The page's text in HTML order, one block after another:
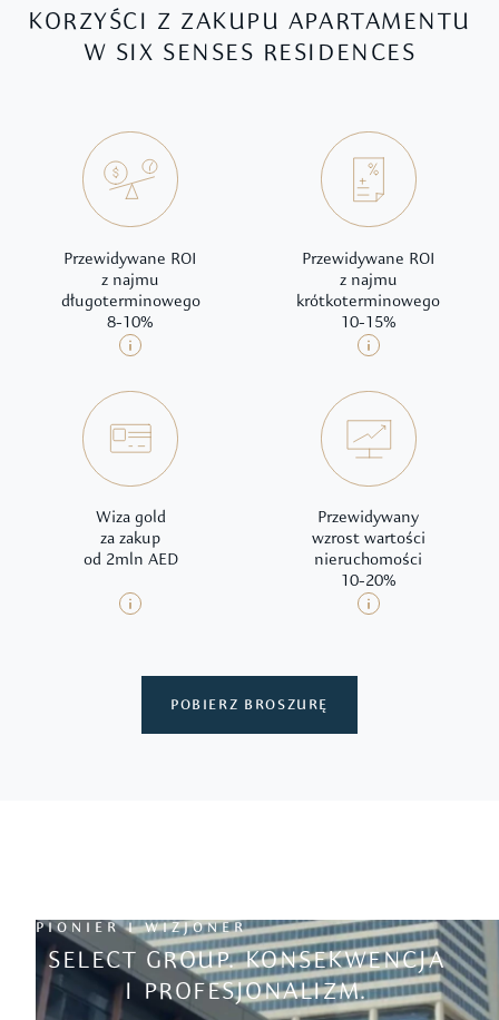
KORZYŚCI Z ZAKUPU APARTAMENTU
W SIX SENSES RESIDENCES
Przewidywane ROI
z najmu
długoterminowego
8-10%
Przewidywane ROI
z najmu
krótkoterminowego
10-15%
Wiza gold
za zakup
od 2mln AED
Przewidywany
wzrost wartości
nieruchomości
10-20%
POBIERZ BROSZURĘ
PIONIER I WIZJONER
SELECT GROUP. KONSEKWENCJA
I PROFESJONALIZM.